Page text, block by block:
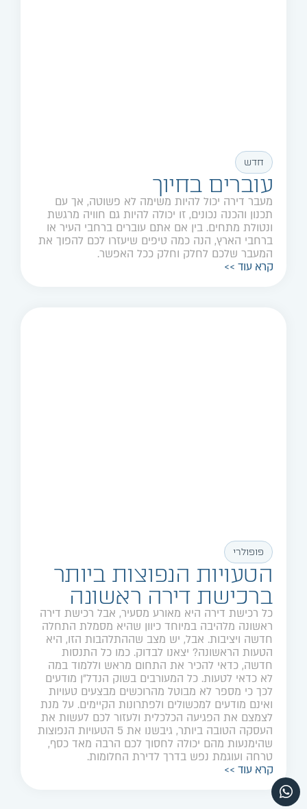
חדש
עוברים בחיוך
מעבר דירה יכול להיות משימה לא פשוטה, אך עם
תכנון והכנה נכונים, זו יכולה להיות גם חוויה מרגשת
ונטולת מתחים. בין אם אתם עוברים ברחבי העיר או
ברחבי הארץ, הנה כמה טיפים שיעזרו לכם להפוך את
המעבר שלכם לחלק וחלק ככל האפשר.
קרא עוד >>
פופולרי
הטעויות הנפוצות ביותר
ברכישת דירה ראשונה
כל רכישת דירה היא מאורע מסעיר, אבל רכישת דירה
ראשונה מלהיבה במיוחד כיוון שהיא מסמלת התחלה
חדשה ויציבות. אבל, יש מצב שההתלהבות הזו, היא
הטעות הראשונה? יצאנו לבדוק. כמו כל התנסות
חדשה, כדאי להכיר את התחום מראש וללמוד במה
לא כדאי לטעות. כל המעורבים בשוק הנדל״ן מודעים
לכך כי מספר לא מבוטל מהרוכשים מבצעים טעויות
ואינם מודעים למכשולים ולפתרונות הקיימים. על מנת
לצמצם את הפגיעה הכלכלית ולעזור לכם לעשות את
העסקה הטובה ביותר, גיבשנו את 5 הטעויות הנפוצות
שהימנעות מהם יכולה לחסוך לכם הרבה מאד כסף,
טרחה ועוגמת נפש בדרך לדירת החלומות.
קרא עוד >>